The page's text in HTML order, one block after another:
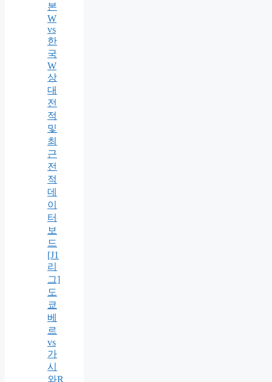
본
W
vs
한
국
W
상
대
전
적
및
최
근
전
적
데
이
터
보
드
[J1
리
그]
도
쿄
베
르
vs
가
시
와R